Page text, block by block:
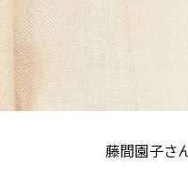
藤間園子さ